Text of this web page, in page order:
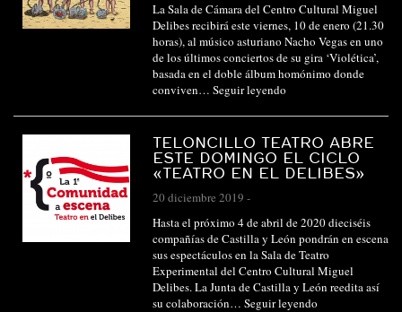
La Sala de Cámara del Centro Cultural Miguel
Delibes recibirá este viernes, 10 de enero (21.30
horas), al músico asturiano Nacho Vegas en uno
de los últimos conciertos de su gira ‘Violética’,
basada en el doble álbum homónimo donde
conviven… Seguir leyendo
TELONCILLO TEATRO ABRE
ESTE DOMINGO EL CICLO
«TEATRO EN EL DELIBES»
20 diciembre 2019 -
Hasta el próximo 4 de abril de 2020 dieciséis
compañías de Castilla y León pondrán en escena
sus espectáculos en la Sala de Teatro
Experimental del Centro Cultural Miguel
Delibes. La Junta de Castilla y León reedita así
su colaboración… Seguir leyendo